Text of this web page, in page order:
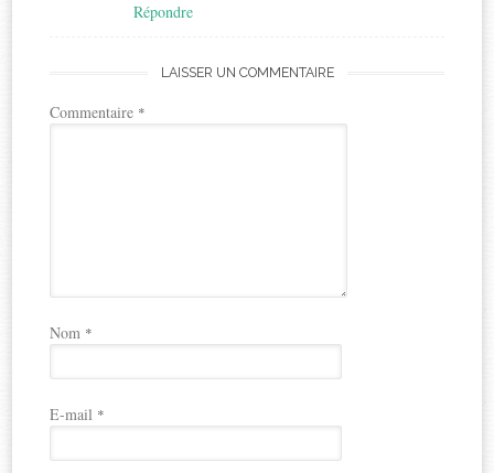
Répondre
LAISSER UN COMMENTAIRE
Commentaire *
Nom *
E-mail *